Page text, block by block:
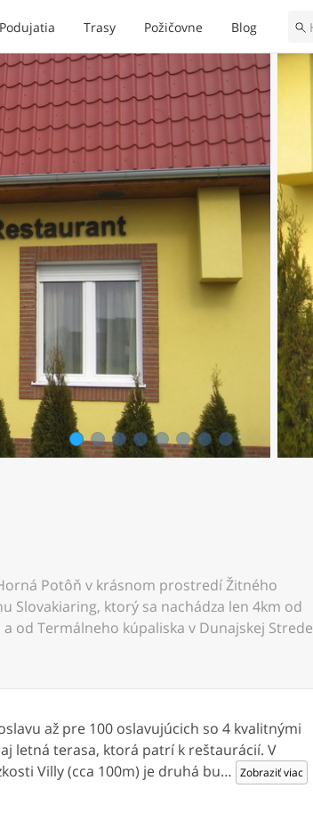
Podujatia Trasy Požičovne Blog
1 2 3 4 5 6 7 8
Potôň v krásnom prostredí Žitného
Slovakiaring, ktorý sa nachádza len 4km od
od Termálneho kúpaliska v Dunajskej Strede
až pre 100 oslavujúcich so 4 kvalitnými
letná terasa, ktorá patrí k reštaurácií. V
Villy (cca 100m) je druhá bu… Zobraziť viac